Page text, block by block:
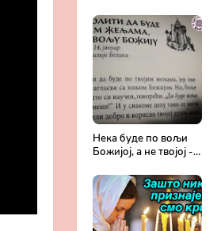
Литургија, лек
бесмртности -
Православље и
медицина
Нека буде по вољи
Божијој, а не твојој -
сваки дан